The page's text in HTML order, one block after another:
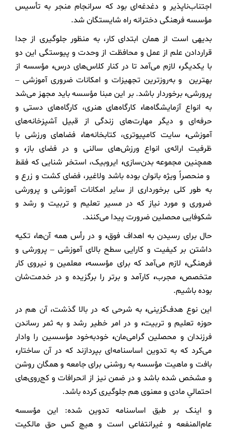
اجتناب‌ناپذیر و دغدغه‌ای بود که سرانجام منجر به تأسیس
مؤسسه فرهنگی دخترانه راه شایستگان شد.
بدیهی است از همان ابتدای کار، به منظور جلوگیری از جدا
قراردادن علم از عمل و محافظت از وحدت و پیوستگی این دو
با یکدیگر، لازم می‌آمد تا در کنار کلاس‌های درس، مؤسسه از
بهترین و به‌روزترین تجهیزات و امکانات ضروری آموزشی –
پرورشی، برخوردار باشد. بر این مبنا مؤسسه باید مجهز می‌شد
به انواع آزمایشگاه‌ها، کارگاه‌های هنری، کارگاه‌های دستی و
حرفه‌ای و دیگر مهارت‌های زندگی از قبیل آشپزخانه‌های
آموزشی، سایت کامپیوتری، کتابخانه‌ها، فضاهای ورزشی با
ظرفیت ارائه‌ی انواع ورزش‌های سالنی و در فضای باز، و
همچنین مجموعه بدن‌سازی، ایروبیک، استخر شنایی که فقط
و منحصراً ویژه بانوان بوده باشد ولاغیر، فضای کشت و زرع و
به طور کلی برخورداری از سایر امکانات آموزشی و پرورشی
ضروری و مورد نیاز که در مسیر تعلیم و تربیت و رشد و
شکوفایی محصلین ضرورت پیدا می‌کنند.
حال برای رسیدن به اهداف فوق، و در رأس همه آن‌ها، تکیه
داشتن بر کیفیت و کارایی سطح بالای آموزشی – پرورشی و
فرهنگی، لازم می‌آمد که برای مؤسسه، معلمین و نیروی کار
متخصص، مجرب، کارآمد و برتر را برگزیده و در خدمت‌شان
بوده باشیم.
این نوع هدف‌گزینی، به شرحی که در بالا گذشت، آن هم در
حوزه تعلیم و تربیت، و در امر خطیر رشد و به ثمر رساندن
فرزندان و محصلین گرامی‌مان، خودبه‌خود مؤسسین را وادار
می‌کرد که به تدوین اساسنامه‌ای بپردازند که در آن ساختار،
بافت و ماهیت مؤسسه به روشنی برای جامعه و همگان روشن
و مشخص شده باشد و در ضمن نیز از انحرافات و کج‌روی‌های
احتمالیِ مادی و معنوی هم جلوگیری کرده باشد.
و اینک بر طبق اساسنامه تدوین شده: این مؤسسه
عام‌المنفعه و غیرانتفاعی است و هیچ کس حق مالکیت